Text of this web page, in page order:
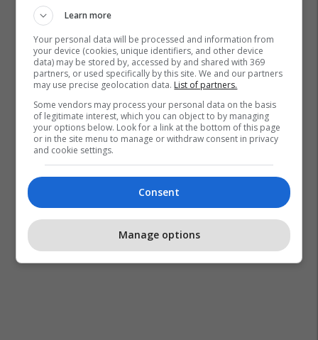
Albulena Haxhiu Fsk Bashkim Jashari
Learn more
Your personal data will be processed and information from
your device (cookies, unique identifiers, and other device
data) may be stored by, accessed by and shared with 369
partners, or used specifically by this site. We and our partners
may use precise geolocation data. List of partners.
Some vendors may process your personal data on the basis
of legitimate interest, which you can object to by managing
your options below. Look for a link at the bottom of this page
or in the site menu to manage or withdraw consent in privacy
and cookie settings.
Consent
Manage options